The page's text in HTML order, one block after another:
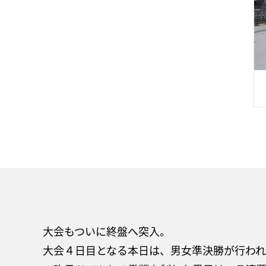
大会もついに終盤へ突入。
大会４日目となる本日は、男女準決勝が行わ